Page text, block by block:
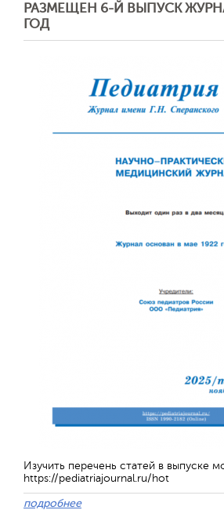
РАЗМЕЩЕН 6-Й ВЫПУСК
ГОД
Изучить перечень статей в выпуске
https://pediatriajournal.ru/hot
подробнее